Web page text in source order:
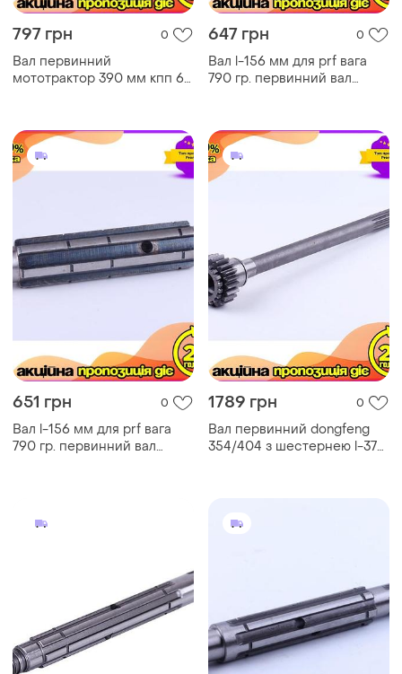
797 грн 0
Вал первинний
мототрактор 390 мм кпп 6
647 грн 0
Вал l-156 мм для prf вага
790 гр. первинний вал
651 грн 0
Вал l-156 мм для prf вага
790 гр. первинний вал
1789 грн 0
Вал первинний dongfeng
354/404 з шестернею l-375